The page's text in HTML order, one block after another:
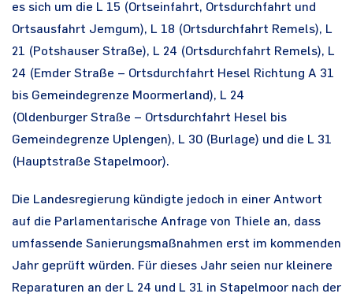
es sich um die L 15 (Ortseinfahrt, Ortsdurchfahrt und
Ortsausfahrt Jemgum), L 18 (Ortsdurchfahrt Remels), L
21 (Potshauser Straße), L 24 (Ortsdurchfahrt Remels), L
24 (Emder Straße – Ortsdurchfahrt Hesel Richtung A 31
bis Gemeindegrenze Moormerland), L 24
(Oldenburger Straße – Ortsdurchfahrt Hesel bis
Gemeindegrenze Uplengen), L 30 (Burlage) und die L 31
(Hauptstraße Stapelmoor).
Die Landesregierung kündigte jedoch in einer Antwort
auf die Parlamentarische Anfrage von Thiele an, dass
umfassende Sanierungsmaßnahmen erst im kommenden
Jahr geprüft würden. Für dieses Jahr seien nur kleinere
Reparaturen an der L 24 und L 31 in Stapelmoor nach der